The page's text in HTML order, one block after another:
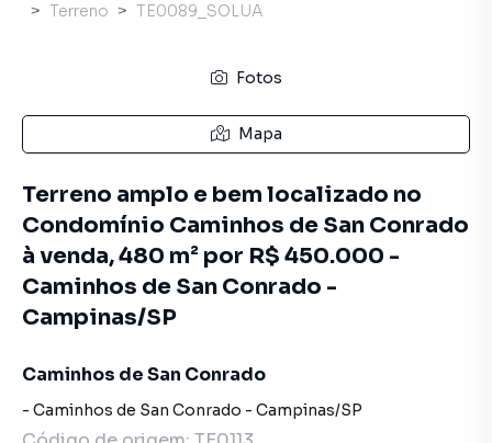
Terreno
TE0089_SOLUA
Fotos
Mapa
Terreno amplo e bem localizado no
Condomínio Caminhos de San Conrado
à venda, 480 m² por R$ 450.000 -
Caminhos de San Conrado -
Campinas/SP
Caminhos de San Conrado
- Caminhos de San Conrado - Campinas/SP